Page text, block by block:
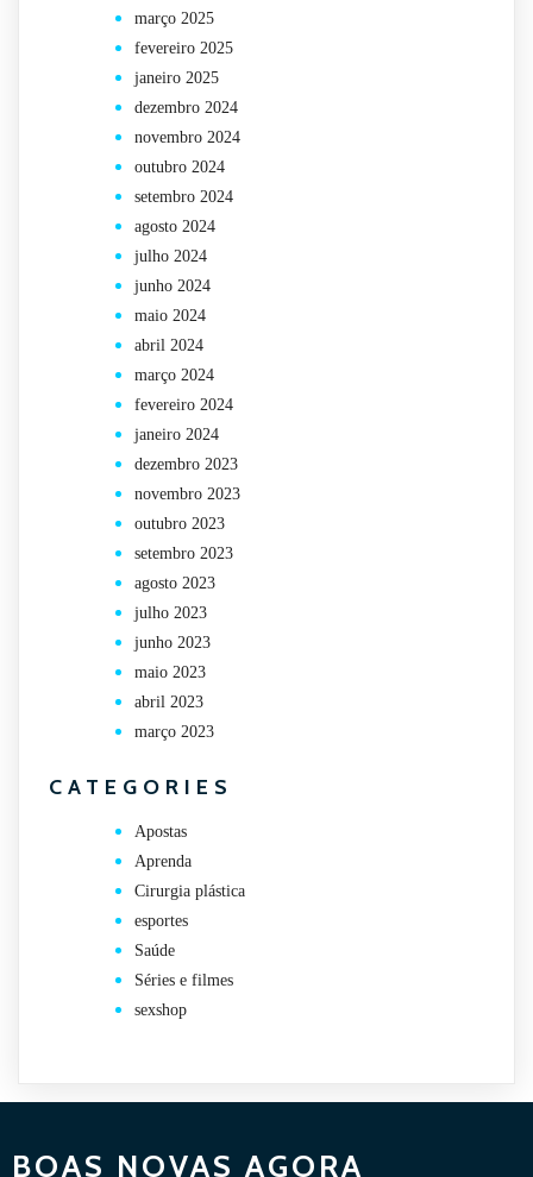
março 2025
fevereiro 2025
janeiro 2025
dezembro 2024
novembro 2024
outubro 2024
setembro 2024
agosto 2024
julho 2024
junho 2024
maio 2024
abril 2024
março 2024
fevereiro 2024
janeiro 2024
dezembro 2023
novembro 2023
outubro 2023
setembro 2023
agosto 2023
julho 2023
junho 2023
maio 2023
abril 2023
março 2023
CATEGORIES
Apostas
Aprenda
Cirurgia plástica
esportes
Saúde
Séries e filmes
sexshop
BOAS NOVAS AGORA